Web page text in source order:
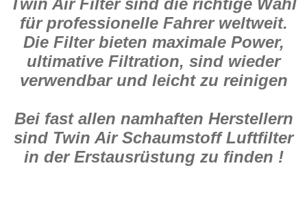
Twin Air Filter sind die richtige Wahl
für professionelle Fahrer weltweit.
Die Filter bieten maximale Power,
ultimative Filtration, sind wieder
verwendbar und leicht zu reinigen
Bei fast allen namhaften Herstellern
sind Twin Air Schaumstoff Luftfilter
in der Erstausrüstung zu finden !